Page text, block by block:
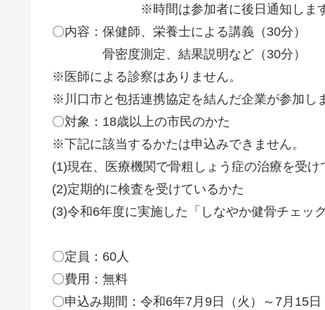
※時間は参加者に後日通知します
〇内容：保健師、栄養士による講義（30分）
骨密度測定、結果説明など（30分）
※医師による診察はありません。
※川口市と包括連携協定を結んだ企業が参加し
〇対象：18歳以上の市民のかた
※下記に該当するかたは申込みできません。
(1)現在、医療機関で骨粗しょう症の治療を受け
(2)定期的に検査を受けているかた
(3)令和6年度に実施した「しなやか健骨チェッ
〇定員：60人
〇費用：無料
〇申込み期間：令和6年7月9日（火）～7月15日